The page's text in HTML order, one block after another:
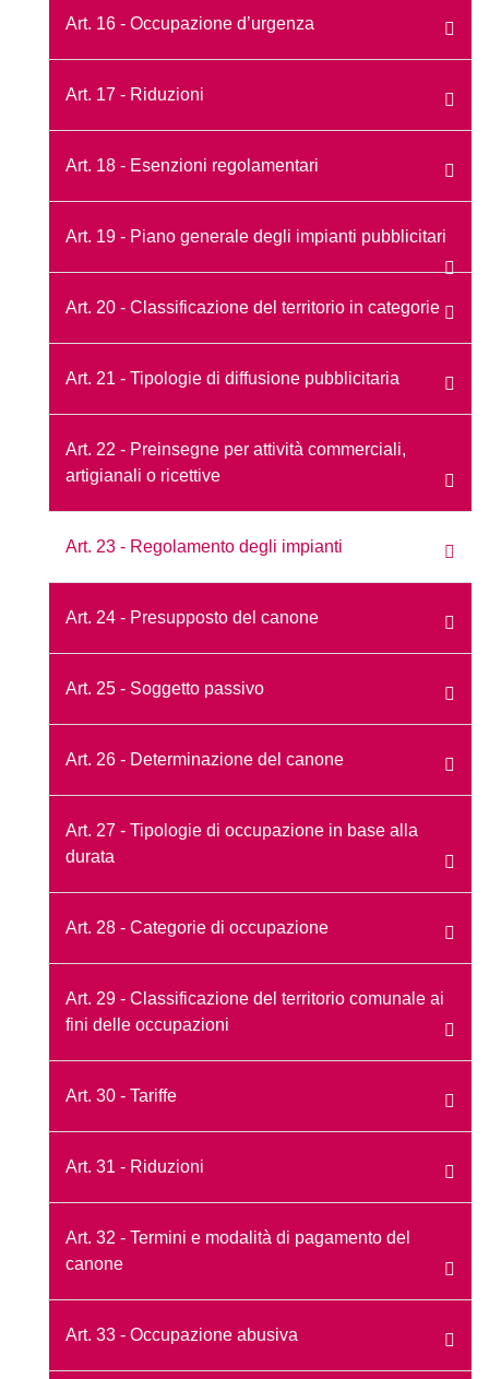
Art. 16 - Occupazione d’urgenza
Art. 17 - Riduzioni
Art. 18 - Esenzioni regolamentari
Art. 19 - Piano generale degli impianti pubblicitari
Art. 20 - Classificazione del territorio in categorie
Art. 21 - Tipologie di diffusione pubblicitaria
Art. 22 - Preinsegne per attività commerciali,
artigianali o ricettive
Art. 23 - Regolamento degli impianti
Art. 24 - Presupposto del canone
Art. 25 - Soggetto passivo
Art. 26 - Determinazione del canone
Art. 27 - Tipologie di occupazione in base alla
durata
Art. 28 - Categorie di occupazione
Art. 29 - Classificazione del territorio comunale ai
fini delle occupazioni
Art. 30 - Tariffe
Art. 31 - Riduzioni
Art. 32 - Termini e modalità di pagamento del
canone
Art. 33 - Occupazione abusiva